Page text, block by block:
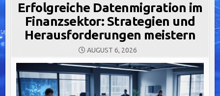
Erfolgreiche Datenmigration im
Finanzsektor: Strategien und
Herausforderungen meistern
AUGUST 6, 2026